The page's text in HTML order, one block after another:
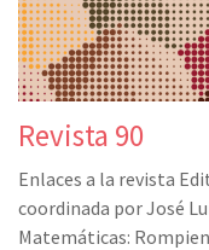
Revista 90
Enlaces a la revista
coordinada por José
Matemáticas: